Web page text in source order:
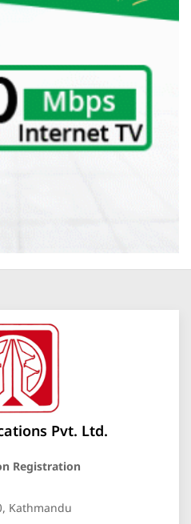
Pvt. Ltd.
Registration
Kathmandu